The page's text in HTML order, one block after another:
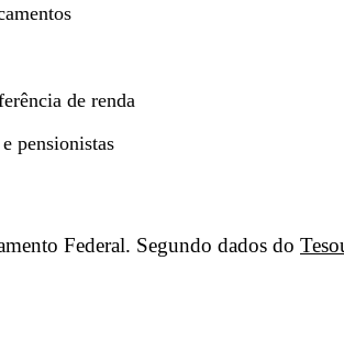
de renda
pensionistas
Federal. Segundo dados do